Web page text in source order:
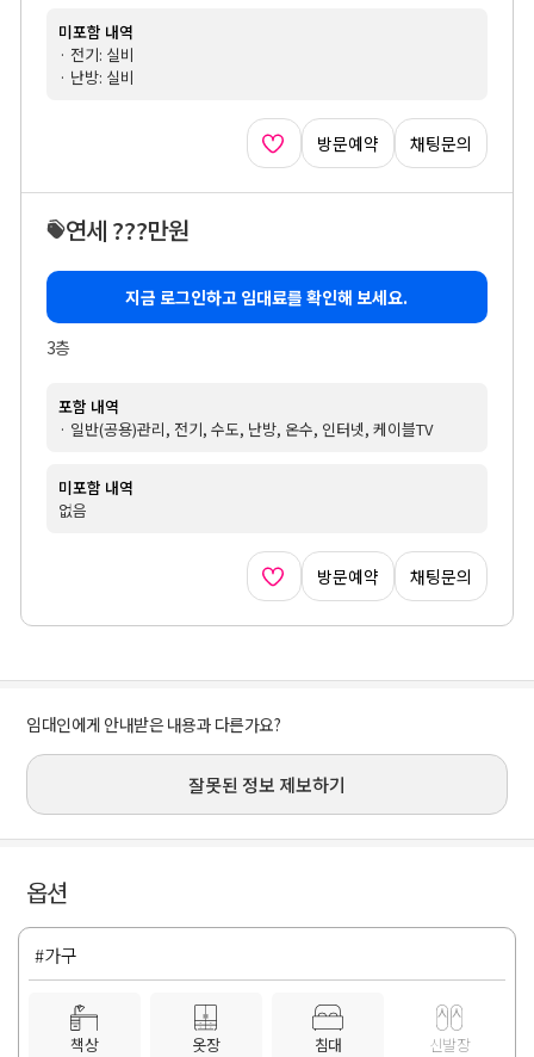
미포함 내역
· 전기: 실비
· 난방: 실비
방문예약 채팅문의
연세 ???만원
지금 로그인하고 임대료를 확인해 보세요.
3층
포함 내역
· 일반(공용)관리, 전기, 수도, 난방, 온수, 인터넷, 케이블TV
미포함 내역
없음
방문예약 채팅문의
임대인에게 안내받은 내용과 다른가요?
잘못된 정보 제보하기
옵션
#가구
책상 옷장 침대 신발장